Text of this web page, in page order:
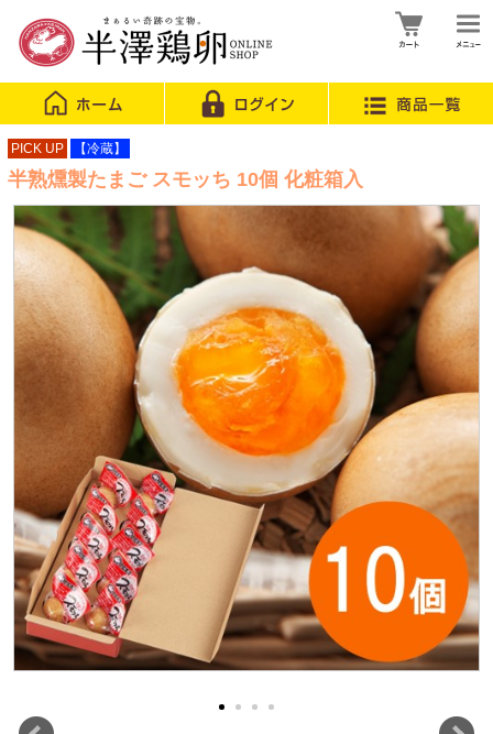
PICK UP 【冷蔵】
半熟燻製たまご スモッち 10個 化粧箱入